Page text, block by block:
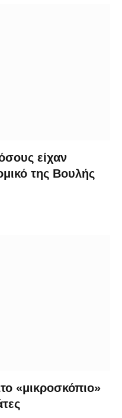
είχαν
της Βουλής
«μικροσκόπιο»